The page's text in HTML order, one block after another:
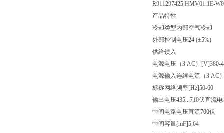
R911297425 HMV01.1E-
产品特性
冷却类型内部空气冷却
外部控制电压24 (±5%)
供给馈入
电源电压（3 AC）[V]380-
电源输入连续电流（3 AC
标称网络频率[Hz]50-60
输出电压435...710伏直流电
中间电路电压直流700伏
中间容量[mF]5.64